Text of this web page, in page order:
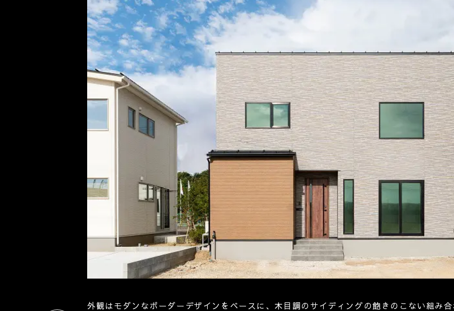
外観はモダンなボーダーデザインをベースに、木目調のサイディングの飽きのこない組み